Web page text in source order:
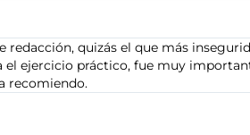
aprobar muy rápido, se
o telecomunicaciones.